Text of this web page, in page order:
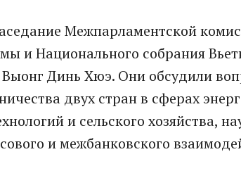
Межпарламентской
и Национального собрания
Динь Хюэ. Они обсудили
двух стран в сферах
и сельского хозяйства,
и межбанковского